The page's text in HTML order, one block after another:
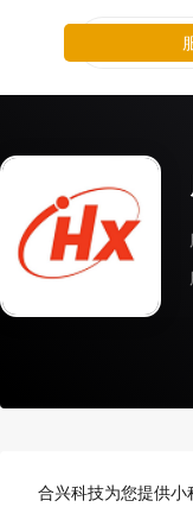
合兴科技为您提供